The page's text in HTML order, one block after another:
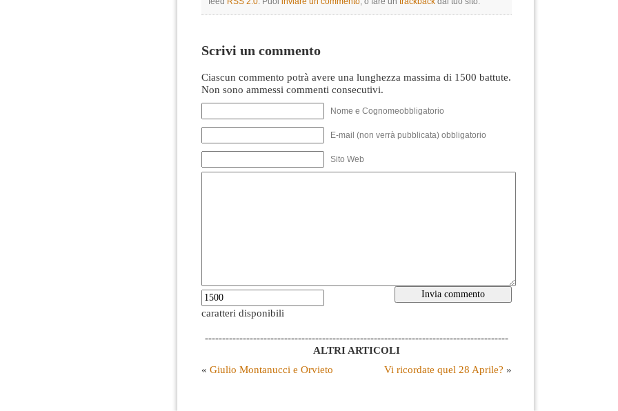
Scrivi un commento
Ciascun commento potrà avere una lunghezza massima di 1500 battute.
Non sono ammessi commenti consecutivi.
Nome e Cognomeobbligatorio
E-mail (non verrà pubblicata) obbligatorio
Sito Web
caratteri disponibili
----------------------------------------------------------------------------------------
ALTRI ARTICOLI
« Giulio Montanucci e Orvieto Vi ricordate quel 28 Aprile? »